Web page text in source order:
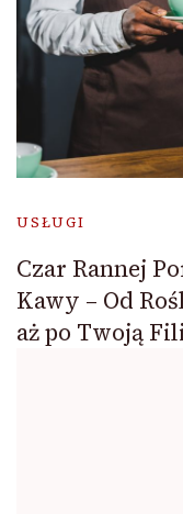
USŁUGI
Czar Rannej
Kawy – Od
aż po Twoją